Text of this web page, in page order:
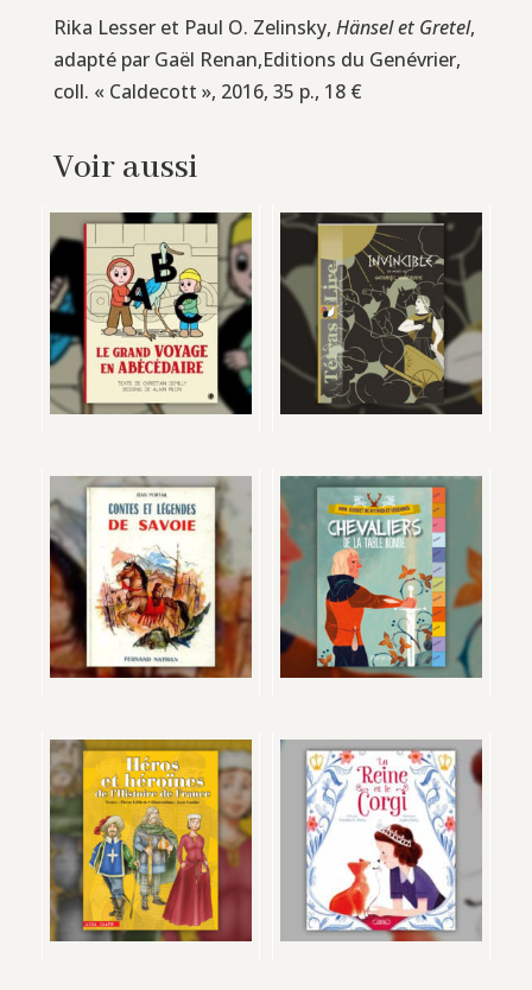
Rika Lesser et Paul O. Zelinsky, Hänsel et Gretel,
adapté par Gaël Renan,Editions du Genévrier,
coll. « Caldecott », 2016, 35 p., 18 €
Voir aussi